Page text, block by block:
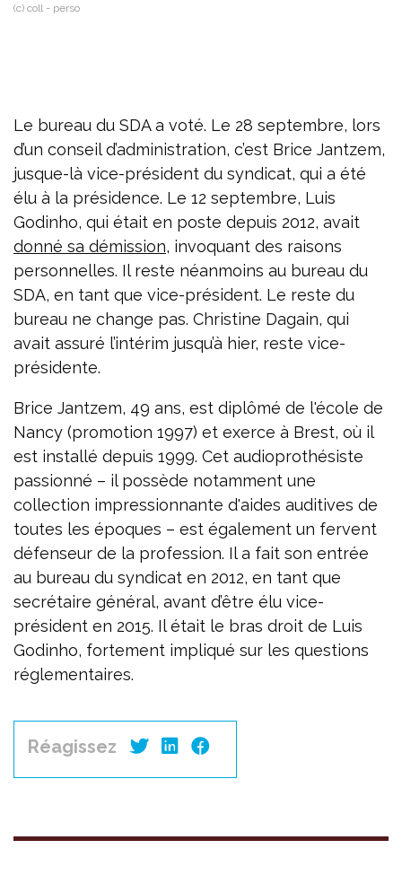
(c) coll - perso
Le bureau du SDA a voté. Le 28 septembre, lors
d’un conseil d’administration, c’est Brice Jantzem,
jusque-là vice-président du syndicat, qui a été
élu à la présidence. Le 12 septembre, Luis
Godinho, qui était en poste depuis 2012, avait
donné sa démission, invoquant des raisons
personnelles. Il reste néanmoins au bureau du
SDA, en tant que vice-président. Le reste du
bureau ne change pas. Christine Dagain, qui
avait assuré l’intérim jusqu’à hier, reste vice-
présidente.
Brice Jantzem, 49 ans, est diplômé de l'école de
Nancy (promotion 1997) et exerce à Brest, où il
est installé depuis 1999. Cet audioprothésiste
passionné – il possède notamment une
collection impressionnante d'aides auditives de
toutes les époques – est également un fervent
défenseur de la profession. Il a fait son entrée
au bureau du syndicat en 2012, en tant que
secrétaire général, avant d’être élu vice-
président en 2015. Il était le bras droit de Luis
Godinho, fortement impliqué sur les questions
réglementaires.
Réagissez